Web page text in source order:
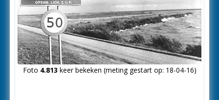
Foto 4.813 keer bekeken (meting gestart op: 18-04-16)